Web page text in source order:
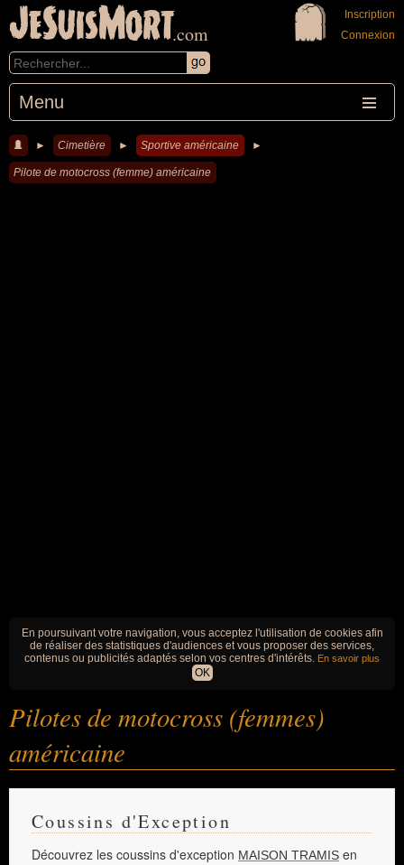
JeSuisMort.com
Menu
Inscription
Connexion
► Cimetière ► Sportive américaine ►
Pilote de motocross (femme) américaine
En poursuivant votre navigation, vous acceptez l'utilisation de cookies afin
de réaliser des statistiques d'audiences et vous proposer des services,
contenus ou publicités adaptés selon vos centres d'intérêts. En savoir plus
OK
Pilotes de motocross (femmes)
américaine
Coussins d'Exception
Découvrez les coussins d'exception MAISON TRAMIS en